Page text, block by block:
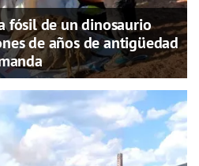
fósil de un dinosaurio
de años de antigüedad